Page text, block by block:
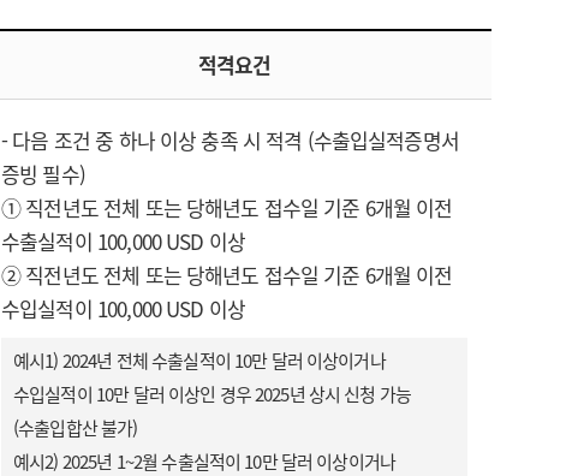
적격요건
- 다음 조건 중 하나 이상 충족 시 적격 (수출입실적증명서
증빙 필수)
① 직전년도 전체 또는 당해년도 접수일 기준 6개월 이전
수출실적이 100,000 USD 이상
② 직전년도 전체 또는 당해년도 접수일 기준 6개월 이전
수입실적이 100,000 USD 이상
예시1) 2024년 전체 수출실적이 10만 달러 이상이거나
수입실적이 10만 달러 이상인 경우 2025년 상시 신청 가능
(수출입합산 불가)
예시2) 2025년 1~2월 수출실적이 10만 달러 이상이거나